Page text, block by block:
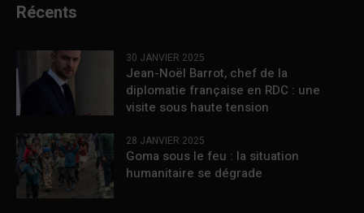
Récents
30 JANVIER 2025
Jean-Noël Barrot, chef de la
diplomatie française en RDC : une
visite sous haute tension
28 JANVIER 2025
Goma sous le feu : la situation
humanitaire se dégrade